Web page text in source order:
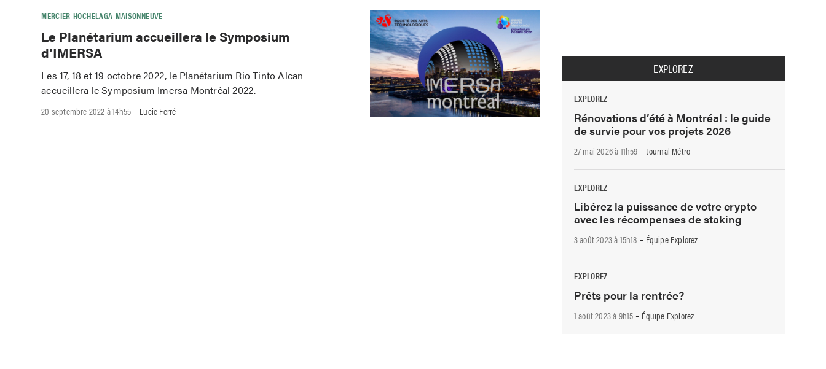
MERCIER-HOCHELAGA-MAISONNEUVE
Le Planétarium accueillera le Symposium
d’IMERSA
Les 17, 18 et 19 octobre 2022, le Planétarium Rio Tinto Alcan
accueillera le Symposium Imersa Montréal 2022.
20 septembre 2022 à 14h55 - Lucie Ferré
EXPLOREZ
EXPLOREZ
Rénovations d’été à Montréal : le guide
de survie pour vos projets 2026
27 mai 2026 à 11h59 - Journal Métro
EXPLOREZ
Libérez la puissance de votre crypto
avec les récompenses de staking
3 août 2023 à 15h18 - Équipe Explorez
EXPLOREZ
Prêts pour la rentrée?
1 août 2023 à 9h15 - Équipe Explorez